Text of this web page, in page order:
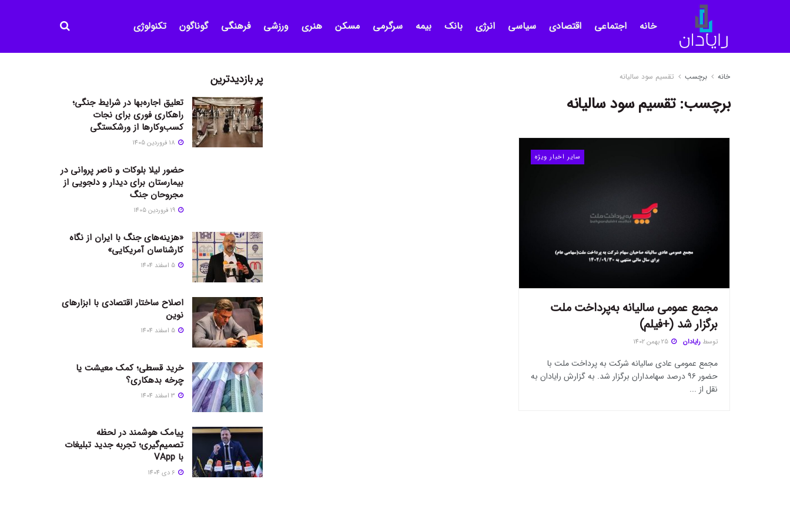
خانه اجتماعی اقتصادی سیاسی انرژی بانک بیمه سرگرمی مسکن هنری ورزشی فرهنگی گوناگون تکنولوژی
خانه برچسب تقسیم سود سالیانه
برچسب:تقسیم سود سالیانه
سایر اخبار ویژه
مجمع عمومی سالیانه به‌پرداخت ملت
برگزار شد (+فیلم)
توسط رایادان
مجمع عمومی عادی سالیانه شرکت به پرداخت ملت با
حضور ۹۶ درصد سهامداران برگزار شد. به گزارش رایادان به
نقل از ...
پر بازدیدترین
تعلیق اجاره‌بها در شرایط جنگی؛
راهکاری فوری برای نجات
کسب‌وکارها از ورشکستگی
حضور لیلا بلوکات و ناصر پروانی در
بیمارستان برای دیدار و دلجویی از
مجروحان جنگ
«هزینه‌های جنگ با ایران از نگاه
کارشناسان آمریکایی»
اصلاح ساختار اقتصادی با ابزارهای
نوین
خرید قسطی؛ کمک معیشت یا
چرخه بدهکاری؟
پیامک هوشمند در لحظه
تصمیم‌گیری؛ تجربه جدید تبلیغات
با VApp